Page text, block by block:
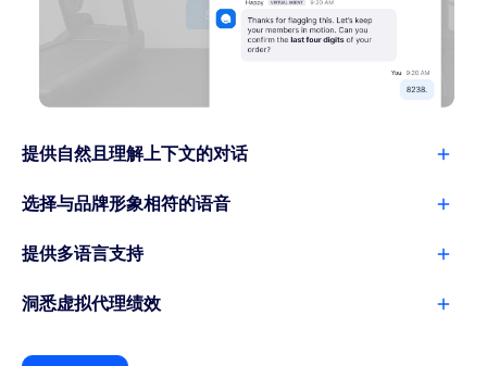
提供自然且理解上下文的对话
选择与品牌形象相符的语音
提供多语言支持
洞悉虚拟代理绩效